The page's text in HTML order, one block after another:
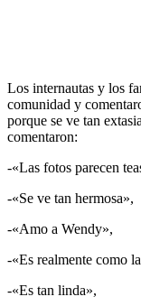
Los internautas y los
comunidad y
porque se ve tan
comentaron:
-«Las fotos parecen
-«Se ve tan hermosa»,
-«Amo a Wendy»,
-«Es realmente como
-«Es tan linda»,